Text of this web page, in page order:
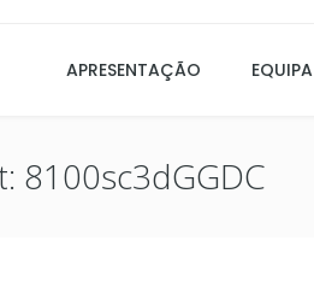
APRESENTAÇÃO EQUIPA
8100sc3dGGDC